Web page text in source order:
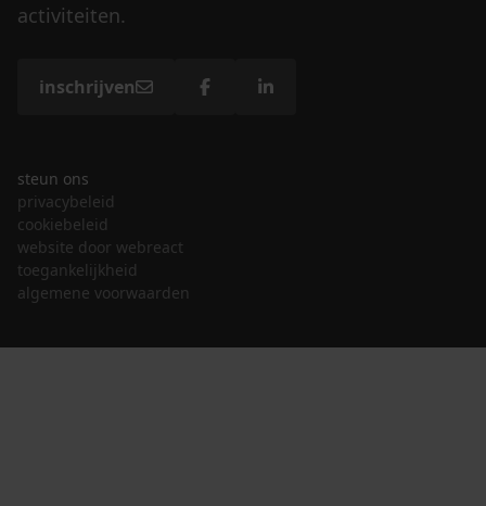
activiteiten.
inschrijven
steun ons
privacybeleid
cookiebeleid
website door webreact
toegankelijkheid
algemene voorwaarden